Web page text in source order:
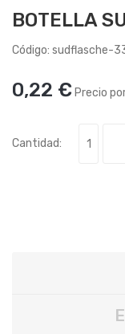
BOTELLA
Código: sudflasche-
0,22 € Precio
Cantidad: